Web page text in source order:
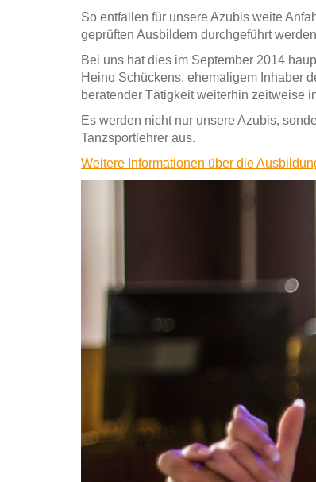
So entfallen für unsere Azubis weite
geprüften Ausbildern durchgeführt
Bei uns hat dies im September 2014
Heino Schückens, ehemaligem Inhaber
beratender Tätigkeit weiterhin zeitweise
Es werden nicht nur unsere Azubis,
Tanzsportlehrer aus.
Weitere Informationen über die